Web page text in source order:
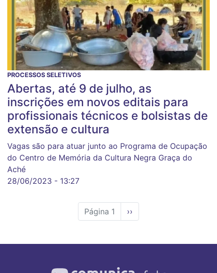
PROCESSOS SELETIVOS
Abertas, até 9 de julho, as
inscrições em novos editais para
profissionais técnicos e bolsistas de
extensão e cultura
Vagas são para atuar junto ao Programa de Ocupação
do Centro de Memória da Cultura Negra Graça do
Aché
28/06/2023 - 13:27
Página 1
Próxima
página
››